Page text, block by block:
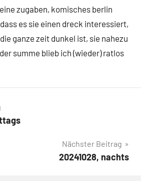
zugaben, komisches berlin
es sie einen dreck interessiert,
ganze zeit dunkel ist, sie nahezu
summe blieb ich (wieder) ratlos
Nächster Beitrag
20241028, nachts